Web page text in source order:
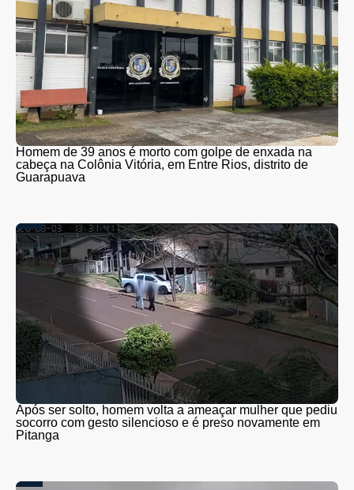
Homem de 39 anos é morto com golpe de enxada na
cabeça na Colônia Vitória, em Entre Rios, distrito de
Guarapuava
Após ser solto, homem volta a ameaçar mulher que pediu
socorro com gesto silencioso e é preso novamente em
Pitanga